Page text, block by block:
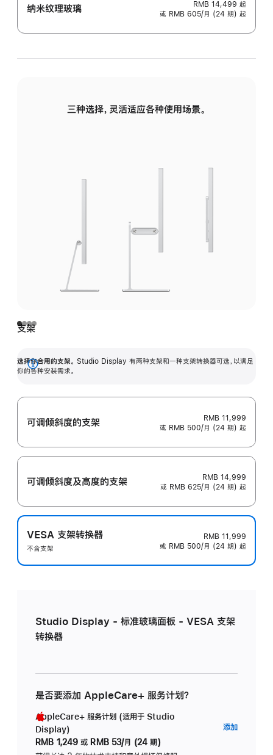
纳米纹理玻璃 RMB 14,499 起
或 RMB 605/月 (24 期) 起
三种选择，灵活适应各种使用场景。
支架
选择你合用的支架。 Studio Display 有两种支架和一种支架转换器可选，以满足
你的各种安装需求。
展
可调倾斜度的支架
RMB 11,999
或 RMB 500/月 (24 期) 起
可调倾斜度及高‍度的支‍架
RMB 14,999
或 RMB 625/月 (24 期) 起
VESA 支架转换器
不含支架
RMB 11,999
或 RMB 500/月 (24 期) 起
Studio Display - 标准玻璃面板 - VESA 支架
转换器
是否要添加 AppleCare+ 服务计划？
AppleCare+ 服务计划 (适用于 Studio
Display)
RMB 1,249 或 RMB 53/月 (24 期)
添加